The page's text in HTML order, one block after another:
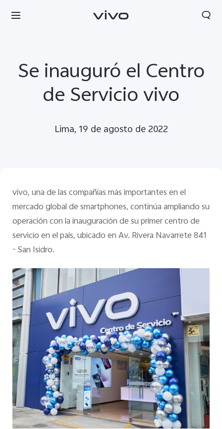
Perú | Seleccione país/región
Se inauguró el Centro
de Servicio vivo
Lima, 19 de agosto de 2022
vivo, una de las compañías más importantes en el
mercado global de smartphones, continúa ampliando su
operación con la inauguración de su primer centro de
servicio en el país, ubicado en Av. Rivera Navarrete 841
- San Isidro.